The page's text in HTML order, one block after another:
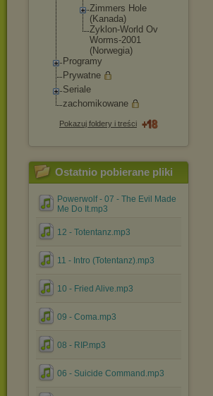
Zimmers Hole
(Kanada)
Zyklon-Worl d Ov
Worms-2001
(Norwegia)
Programy
Prywatne
Seriale
zachomikowane
Pokazuj foldery i treści
Ostatnio pobierane pliki
Powerwolf - 07 - The Evil Made
Me Do It.mp3
12 - Totentanz.mp3
11 - Intro (Totentanz).mp3
10 - Fried Alive.mp3
09 - Coma.mp3
08 - RIP.mp3
06 - Suicide Command.mp3